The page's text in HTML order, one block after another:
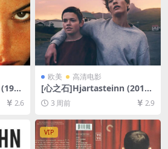
10
英2.6
欧美 高清电影
[心之石]Hjartasteinn (2016)
[百度网盘+夸克网盘1080P超
清未删减资源][网盘在线播放/
下载][MP4/8.8GB][中文字幕]
3 周前 2.9
VIP